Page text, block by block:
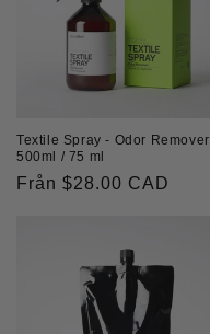
Textile Spray - Odor Remover
500ml / 75 ml
Ordinarie
Från $28.00 CAD